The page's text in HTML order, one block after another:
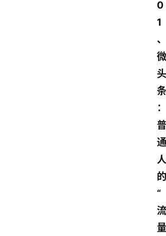
0
1
、
微
头
条
：
普
通
人
的
“
流
量